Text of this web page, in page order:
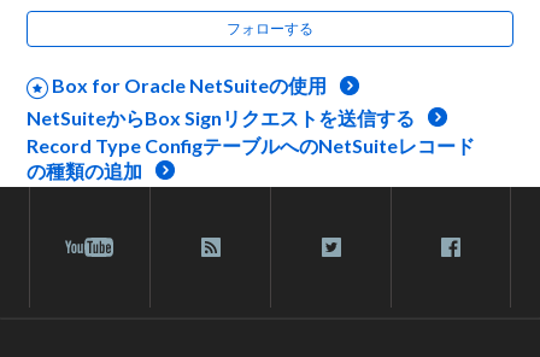
フォローする
Box for Oracle NetSuiteの使用
NetSuiteからBox Signリクエストを送信する
Record Type ConfigテーブルへのNetSuiteレコード
の種類の追加